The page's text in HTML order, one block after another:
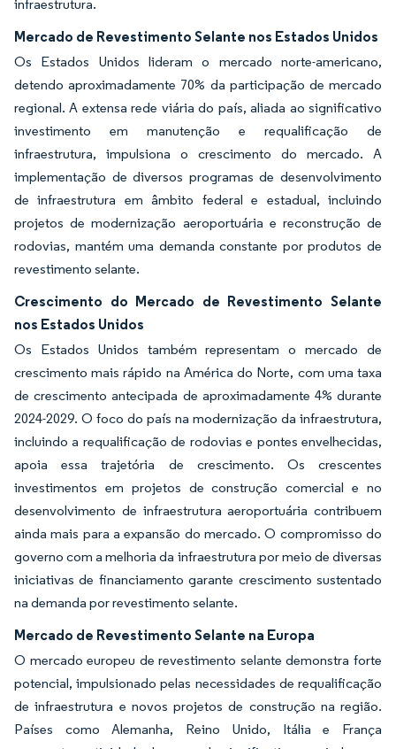
infraestrutura.
Mercado de Revestimento Selante nos Estados Unidos
Os Estados Unidos lideram o mercado norte-americano,
detendo aproximadamente 70% da participação de mercado
regional. A extensa rede viária do país, aliada ao significativo
investimento em manutenção e requalificação de
infraestrutura, impulsiona o crescimento do mercado. A
implementação de diversos programas de desenvolvimento
de infraestrutura em âmbito federal e estadual, incluindo
projetos de modernização aeroportuária e reconstrução de
rodovias, mantém uma demanda constante por produtos de
revestimento selante.
Crescimento do Mercado de Revestimento Selante
nos Estados Unidos
Os Estados Unidos também representam o mercado de
crescimento mais rápido na América do Norte, com uma taxa
de crescimento antecipada de aproximadamente 4% durante
2024-2029. O foco do país na modernização da infraestrutura,
incluindo a requalificação de rodovias e pontes envelhecidas,
apoia essa trajetória de crescimento. Os crescentes
investimentos em projetos de construção comercial e no
desenvolvimento de infraestrutura aeroportuária contribuem
ainda mais para a expansão do mercado. O compromisso do
governo com a melhoria da infraestrutura por meio de diversas
iniciativas de financiamento garante crescimento sustentado
na demanda por revestimento selante.
Mercado de Revestimento Selante na Europa
O mercado europeu de revestimento selante demonstra forte
potencial, impulsionado pelas necessidades de requalificação
de infraestrutura e novos projetos de construção na região.
Países como Alemanha, Reino Unido, Itália e França